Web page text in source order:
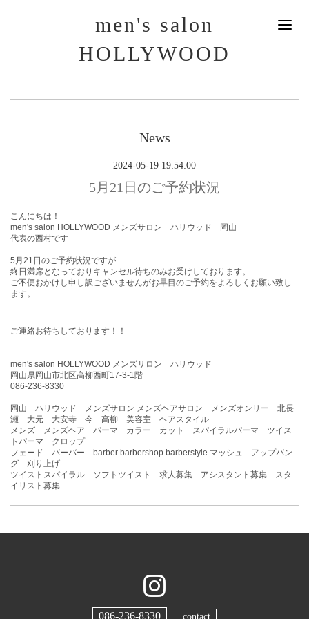
men's salon
HOLLYWOOD
News
2024-05-19 19:54:00
5月21日のご予約状況
こんにちは！
men's salon HOLLYWOOD メンズサロン ハリウッド 岡山
代表の西村です
5月21 日 のご予約状況ですが
終日満席となっておりキャンセル待ちのみお受けしております。
ご不便おかけし申し訳ございませんがお早目のご予約をよろしくお願い致し
ます。
ご連絡お待ちしております！！
men's salon HOLLYWOOD メンズサロン ハリウッド
岡山県岡山市北区高柳西町17-3-1階
086-236-8330
岡山 ハリウッド メンズサロン メンズヘアサロン メンズオンリー 北長
瀬 大元 大安寺 今 高柳 美容室 ヘアスタイル
メンズ メンズヘア パーマ カラー カット スパイラルパーマ ツイス
トパーマ クロップ
フェード バーバー barber barbershop barberstyle マッシュ アップバン
グ 刈り上げ
ツイストスパイラル ソフトツイスト 求人募集 アシスタント募集 スタ
イリスト募集
086-236-8330 contact